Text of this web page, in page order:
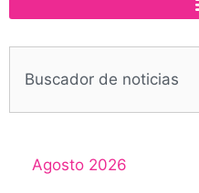
Agosto 2026